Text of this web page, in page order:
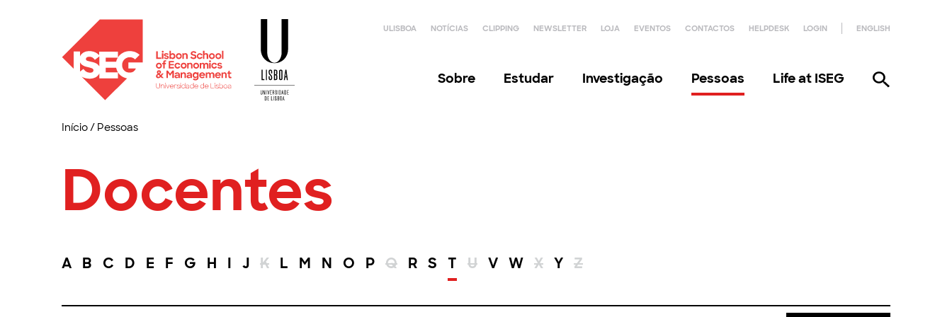
ULISBOA NOTÍCIAS CLIPPING NEWSLETTER LOJA EVENTOS CONTACTOS HELPDESK LOGIN ENGLISH
Sobre Estudar Investigação Pessoas Life at ISEG
Início/ Pessoas
Docentes
A B C D E F G H I J K L M N O P Q R S T U V W X Y Z